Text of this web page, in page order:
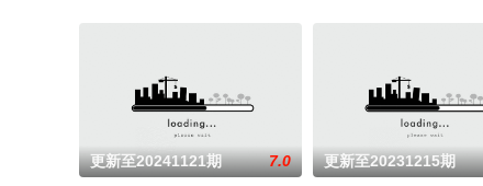
更新至20241121期 7.0 更新至20231215期